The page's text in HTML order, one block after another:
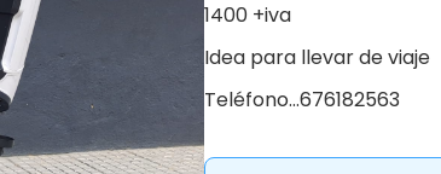
1400 +iva
Idea para llevar de viaje
Teléfono…676182563